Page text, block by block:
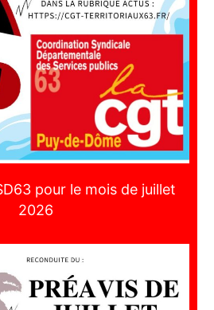
pour le mois de juillet
2026